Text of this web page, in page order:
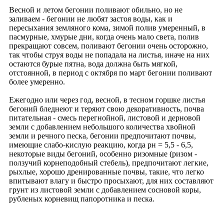
Весной и летом бегонии поливают обильно, но не
заливаем - бегонии не любят застоя воды, как и
пересыхания земляного кома, зимой полив умеренный, в
пасмурные, хмурые дни, когда очень мало света, полив
прекращают совсем, поливают бегонии очень осторожно,
так чтобы струя воды не попадала на листья, иначе на них
остаются бурые пятна, вода должна быть мягкой,
отстоянной, в период с октября по март бегонии поливают
более умеренно.
Ежегодно или через год, весной, в тесном горшке листья
бегоний бледнеют и теряют свою декоративность, почва
питательная - смесь перегнойной, листовой и дерновой
земли с добавлением небольшого количества хвойной
земли и речного песка, бегонии предпочитают почвы,
имеющие слабо-кислую реакцию, когда рн = 5,5 - 6,5,
некоторые виды бегоний, особенно ризомные (ризом -
ползучий корнеподобный стебель), предпочитают легкие,
рыхлые, хорошо дренированные почвы, такие, что легко
впитывают влагу и быстро просыхают, для них составляют
грунт из листовой земли с добавлением сосновой коры,
рубленых корневищ папоротника и песка.